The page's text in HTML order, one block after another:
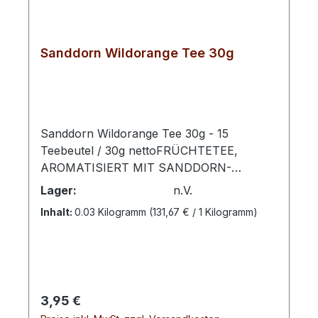
Sanddorn Wildorange Tee 30g
Sanddorn Wildorange Tee 30g - 15
Teebeutel / 30g nettoFRÜCHTETEE,
AROMATISIERT MIT SANDDORN-
WILDORANGEN-GESCHMACK
Zubereitung: Pro Tasse 1 Aufgussbeutel mit
kochendem Wasser übergießen und 5 -10
Orangensaftkonzentrat, Orangenaroma,
Lager: n.V.
Inhalt: 0.03 Kilogramm (131,67 € / 1 Kilogramm)
Regulärer Preis:
3,95 €